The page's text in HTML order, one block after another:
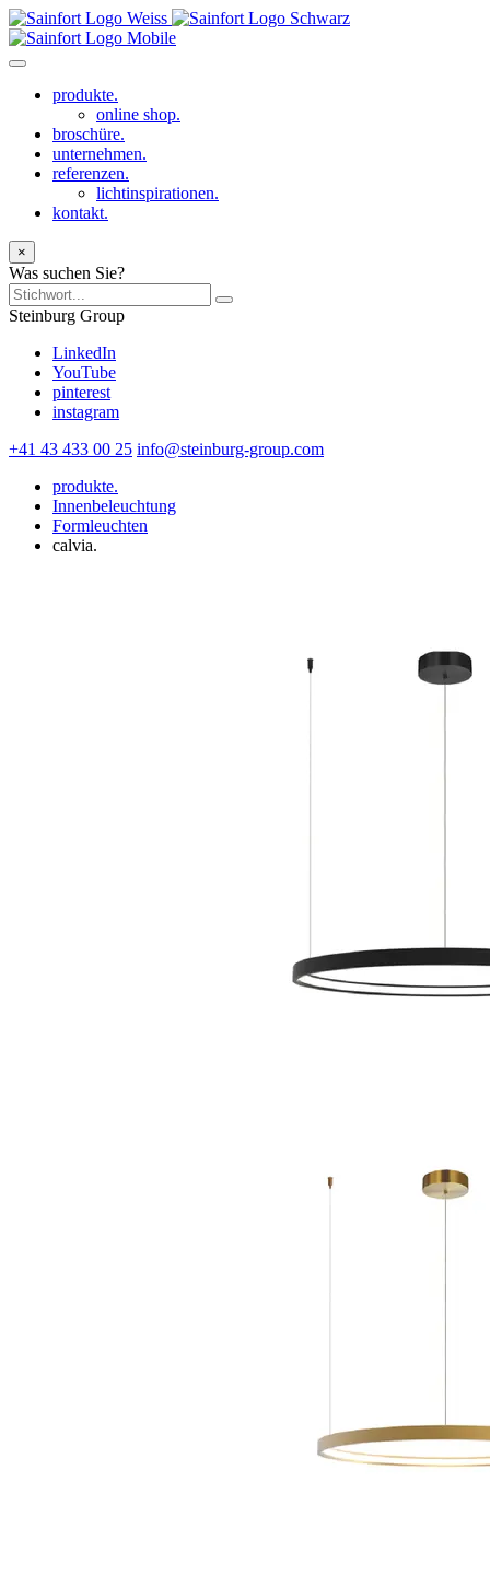
produkte.
online shop.
broschüre.
unternehmen.
referenzen.
lichtinspirationen.
kontakt.
×
Was suchen Sie?
Steinburg Group
LinkedIn
YouTube
pinterest
instagram
+41 43 433 00 25 info@steinburg-group.com
produkte.
Innenbeleuchtung
Formleuchten
calvia.